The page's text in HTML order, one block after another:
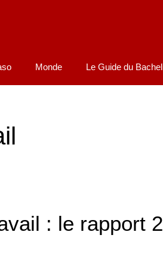
Monde Le Guide du
: le rapport